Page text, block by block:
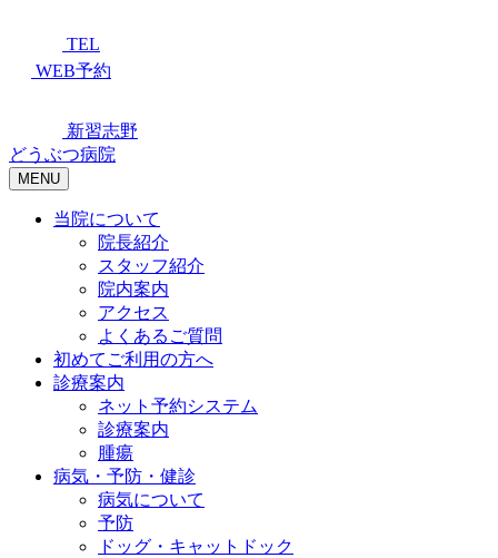
TEL
WEB予約
新習志野
どうぶつ病院
MENU
当院について
院長紹介
スタッフ紹介
院内案内
アクセス
よくあるご質問
初めてご利用の方へ
診療案内
ネット予約システム
診療案内
腫瘍
病気・予防・健診
病気について
予防
ドッグ・キャットドック